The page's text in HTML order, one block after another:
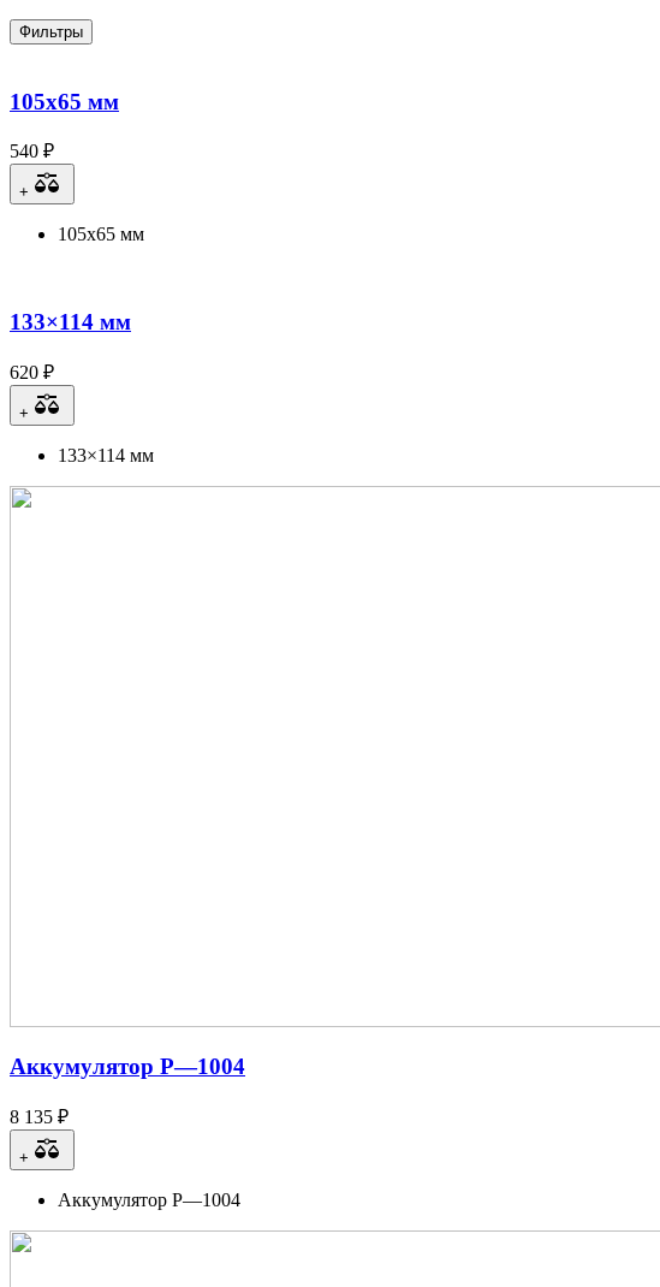
Фильтры
105х65 мм
540 ₽
+
105х65 мм
133×114 мм
620 ₽
+
133×114 мм
Аккумулятор Р—1004
8 135 ₽
+
Аккумулятор Р—1004